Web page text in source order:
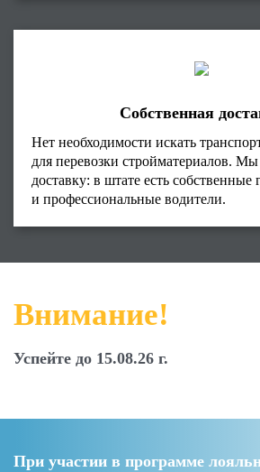
Собственная
Нет необходимости искать
для перевозки стройматериалов.
доставку: в штате есть
и профессиональные водители.
Внимание!
Успейте до 15.08.26 г.
При участии в программе